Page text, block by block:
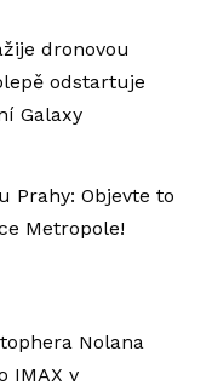
dronovou
odstartuje
Galaxy
Prahy: Objevte to
Metropole!
Nolana
IMAX v